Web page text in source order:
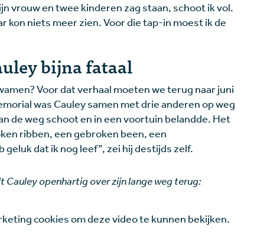
vrouw en twee kinderen zag staan, schoot ik vol.
kon niets meer zien. Voor die tap-in moest ik de
bijna fataal
Voor dat verhaal moeten we terug naar juni
was Cauley samen met drie anderen op weg
de weg schoot en in een voortuin belandde. Het
ribben, een gebroken been, een
geluk dat ik nog leef”, zei hij destijds zelf.
openhartig over zijn lange weg terug:
cookies om deze video te kunnen bekijken.